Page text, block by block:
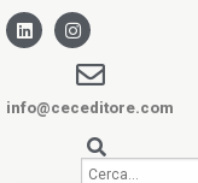
info@ceceditore.com